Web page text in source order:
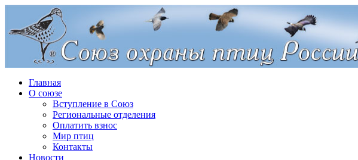
Главная
О союзе
Вступление в Союз
Региональные отделения
Оплатить взнос
Мир птиц
Контакты
Новости